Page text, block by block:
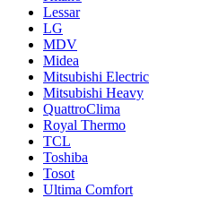
Lessar
LG
MDV
Midea
Mitsubishi Electric
Mitsubishi Heavy
QuattroClima
Royal Thermo
TCL
Toshiba
Tosot
Ultima Comfort